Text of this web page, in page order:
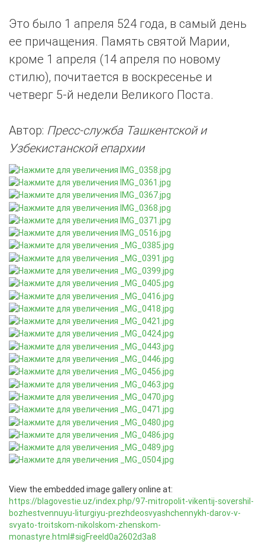
Это было 1 апреля 524 года, в самый день
ее причащения. Память святой Марии,
кроме 1 апреля (14 апреля по новому
стилю), почитается в воскресенье и
четверг 5-й недели Великого Поста.
Автор: Пресс-служба Ташкентской и
Узбекистанской епархии
View the embedded image gallery online at:
https://blagovestie.uz/index.php/97-mitropolit-vikentij-sovershil-
bozhestvennuyu-liturgiyu-prezhdeosvyashchennykh-darov-v-
svyato-troitskom-nikolskom-zhenskom-
monastyre.html#sigFreeId0a2602d3a8